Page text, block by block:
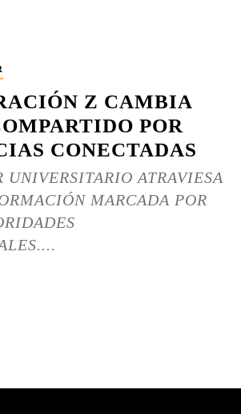
Z CAMBIA
POR
CONECTADAS
UNIVERSITARIO ATRAVIESA
MARCADA POR